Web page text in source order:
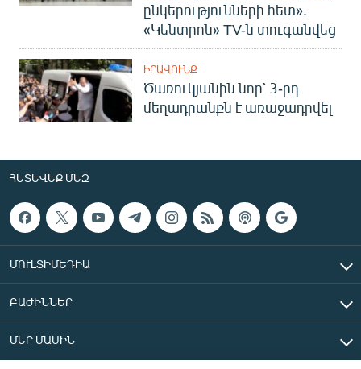
ընկերությունների հետ».
«Կենտրոն» TV-ն տուգանվեց
ԻՐԱՎՈՒՆՔ
Ծառուկյանին նոր՝ 3-րդ
մեղադրանքն է առաջադրվել
ՀԵՏԵՎԵՔ ՄԵԶ
ՄՈՒԼՏԻՄԵԴԻԱ
ԲԱԺԻՆՆԵՐ
ՄԵՐ ՄԱՍԻՆ